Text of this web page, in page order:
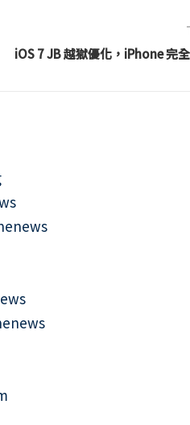
iOS 7 JB 越獄優化，iPhone 完